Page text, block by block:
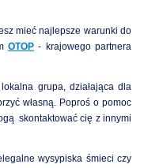
mieć najlepsze warunki do
OTOP - krajowego partnera
grupa, działająca dla
własną. Poproś o pomoc
skontaktować cię z innymi
wysypiska śmieci czy